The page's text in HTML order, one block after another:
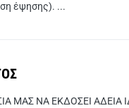
έψησης). ...
ΝΑ ΕΚΔΟΣΕΙ ΑΔΕΙΑ